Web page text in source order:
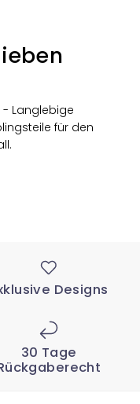
Langlebige
für den
Designs
30 Tage